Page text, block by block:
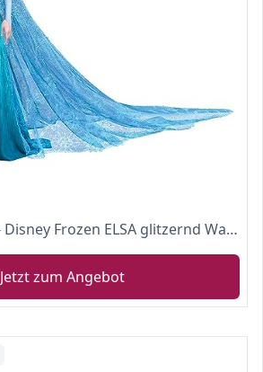
RoomMates RM - Disney Frozen ELSA glitzernd Wandtattoo, PVC, bunt, 48 x 13 x 2.5 cm
Jetzt zum Angebot